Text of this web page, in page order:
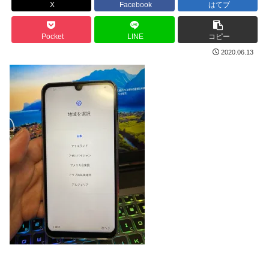
X Facebook はてブ
Pocket LINE コピー
2020.06.13